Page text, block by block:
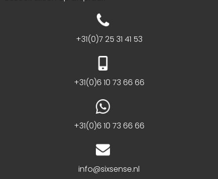
+31(0)7 25 31 41 53
+31(0)6 10 73 66 66
+31(0)6 10 73 66 66
info@sixsense.nl